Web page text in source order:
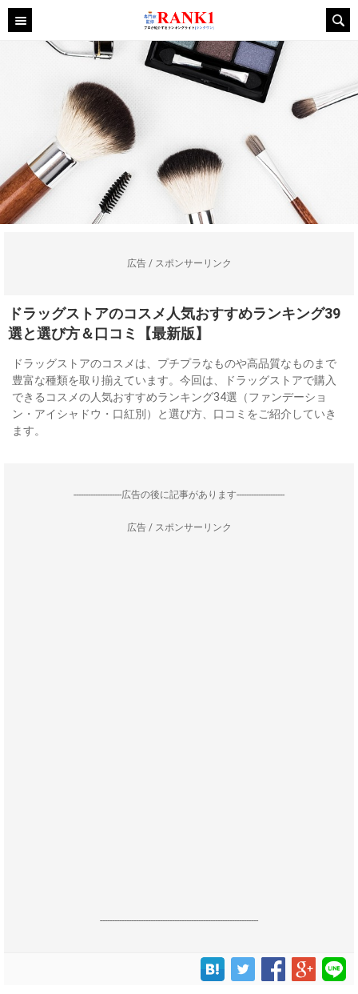
広告 / スポンサーリンク
ドラッグストアのコスメ人気おすすめランキング39
選と選び方＆口コミ【最新版】
ドラッグストアのコスメは、プチプラなものや高品質なものまで
豊富な種類を取り揃えています。今回は、ドラッグストアで購入
できるコスメの人気おすすめランキング34選（ファンデーショ
ン・アイシャドウ・口紅別）と選び方、口コミをご紹介していき
ます。
--------------------広告の後に記事があります--------------------
広告 / スポンサーリンク
------------------------------------------------------------------